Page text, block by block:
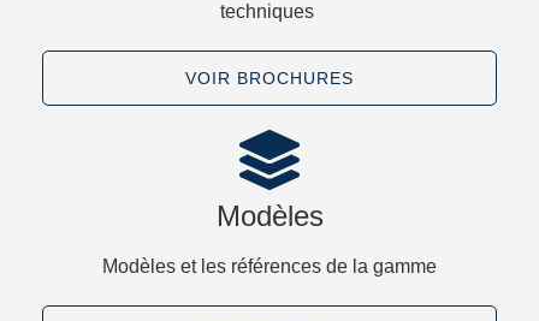
techniques ​
VOIR BROCHURES
Modèles
Modèles et les références de la gamme​